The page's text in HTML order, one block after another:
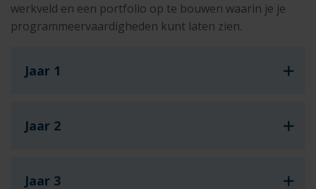
werkveld en een portfolio op te bouwen waarin je je
programmeervaardigheden kunt laten zien.
Jaar 1
Jaar 2
Jaar 3